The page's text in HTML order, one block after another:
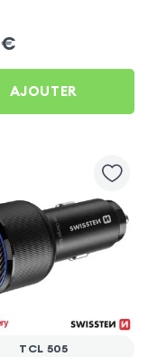
€
AJOUTER
TCL 505